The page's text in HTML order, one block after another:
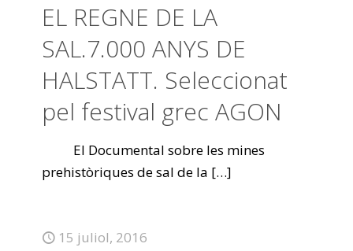
EL REGNE DE LA
SAL.7.000 ANYS DE
HALSTATT. Seleccionat
pel festival grec AGON
El Documental sobre les mines
prehistòriques de sal de la […]
15 juliol, 2016